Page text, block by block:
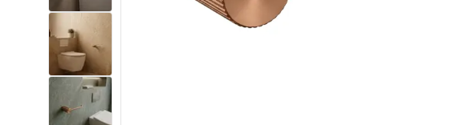
Baden en badwanden
Kranen
Douches